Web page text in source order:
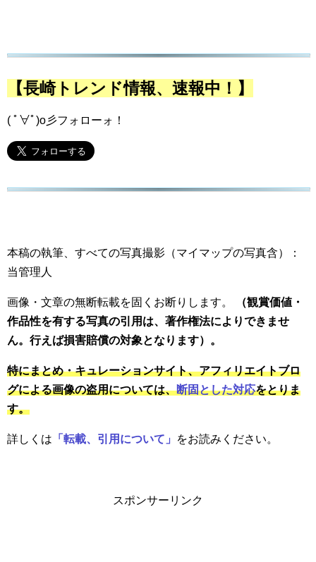
【長崎トレンド情報、速報中！】
( ﾟ∀ﾟ)o彡フォローォ！
本稿の執筆、すべての写真撮影（マイマップの写真含）：
当管理人
画像・文章の無断転載を固くお断りします。
（観賞価値・
作品性を有する写真の引用は、著作権法によりできませ
ん。行えば損害賠償の対象となります）。
特にまとめ・キュレーションサイト、アフィリエイトブロ
グによる画像の盗用については、断固とした対応をとりま
す。
詳しくは 「転載、引用について」 をお読みください。
スポンサーリンク